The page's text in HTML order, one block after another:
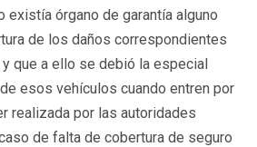
existía órgano de garantía alguno
de los daños correspondientes
que a ello se debió la especial
esos vehículos cuando entren por
realizada por las autoridades
de falta de cobertura de seguro